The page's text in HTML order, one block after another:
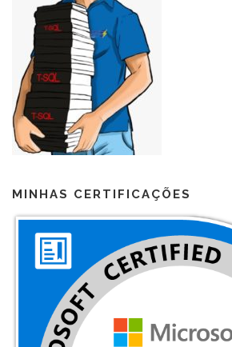
MINHAS CERTIFICAÇÕES